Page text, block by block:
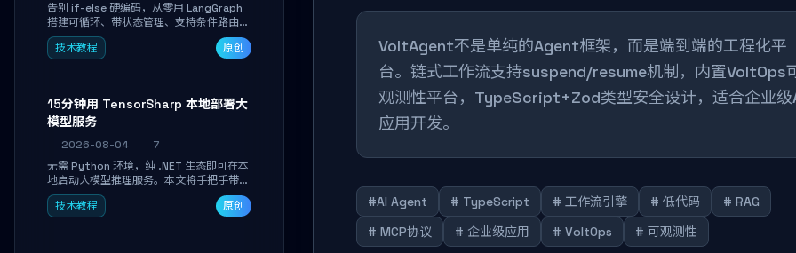
告别 if-else 硬编码，从零用 LangGraph
搭建可循环、带状态管理、支持条件路由的
多步骤 AI 代理。学完能独立编写包含自动
决策、工具调用和持久化状态的复杂工作
技术教程 原创
15分钟用 TensorSharp 本地部署大
模型服务
2026-08-04
7
无需 Python 环境，纯 .NET 生态即可在本
地启动大模型推理服务。本文将手把手带你
下载模型、配置 GPU 加速、启动 OpenAI
兼容 API，并在 C# 业务代码中无缝调用。
技术教程 原创
VoltAgent不是单纯的Agent框架，而是端到端的工程化平
台。链式工作流支持suspend/resume机制，内置VoltOps
观测性平台，TypeScript+Zod类型安全设计，适合企业级
应用开发。
#AI Agent # TypeScript # 工作流引擎 # 低代码
# RAG
# MCP协议
# 企业级应用 # VoltOps # 可观测性